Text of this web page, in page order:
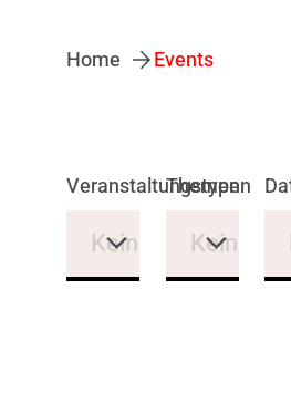
Home Events
Veranstaltungstypen
Keine Auswahl
Themen
Keine